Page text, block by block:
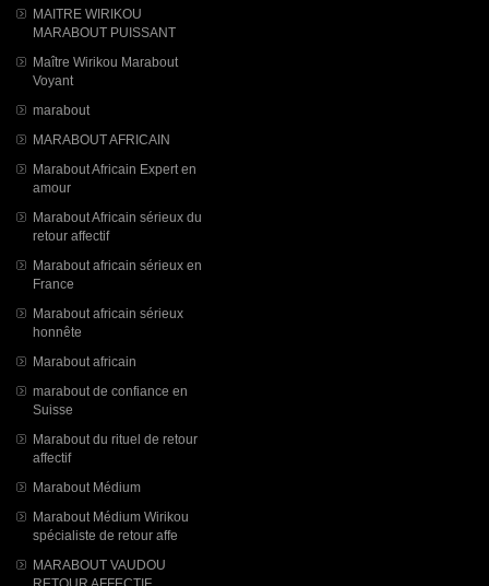
MAITRE WIRIKOU
MARABOUT PUISSANT
Maître Wirikou Marabout
Voyant
marabout
MARABOUT AFRICAIN
Marabout Africain Expert en
amour
Marabout Africain sérieux du
retour affectif
Marabout africain sérieux en
France
Marabout africain sérieux
honnête
Marabout africain
marabout de confiance en
Suisse
Marabout du rituel de retour
affectif
Marabout Médium
Marabout Médium Wirikou
spécialiste de retour affe
MARABOUT VAUDOU
RETOUR AFFECTIF